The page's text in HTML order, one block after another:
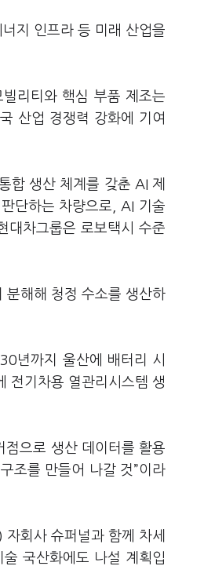
지 인프라 등 미래 산업을
리티와 핵심 부품 제조는
산업 경쟁력 강화에 기여
합 생산 체계를 갖춘 AI 제
단하는 차량으로, AI 기술
대차그룹은 로보택시 수준
분해해 청정 수소를 생산하
년까지 울산에 배터리 시
전기차용 열관리시스템 생
으로 생산 데이터를 활용
조를 만들어 나갈 것”이라
회사 슈퍼널과 함께 차세
국산화에도 나설 계획입